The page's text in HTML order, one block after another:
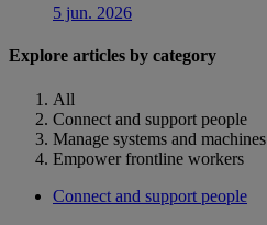
5 jun. 2026
Explore articles by category
All
Connect and support people
Manage systems and machines
Empower frontline workers
Connect and support people